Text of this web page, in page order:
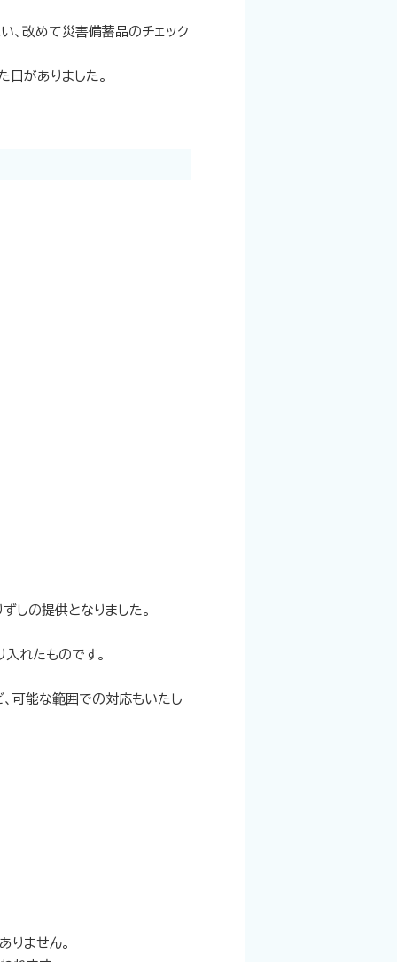
、改めて災害備蓄品のチェック
日がありました。
しの提供となりました。
れたものです。
可能な範囲での対応もいたし
りません。